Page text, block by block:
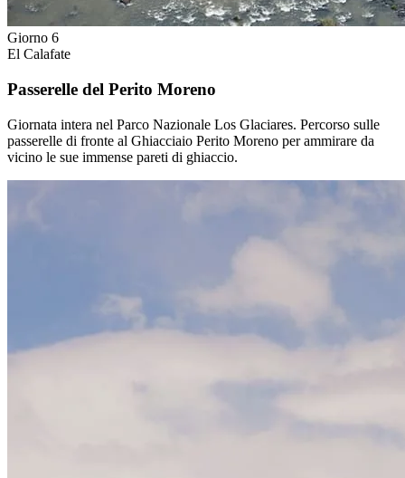
Giorno 6
El Calafate
Passerelle del Perito Moreno
Giornata intera nel Parco Nazionale Los Glaciares. Percorso sulle
passerelle di fronte al Ghiacciaio Perito Moreno per ammirare da
vicino le sue immense pareti di ghiaccio.